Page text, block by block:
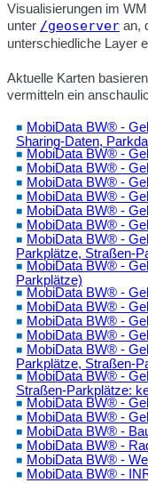
Visualisierungen im
unter /geoserver an,
unterschiedliche Layer
Aktuelle Karten
vermitteln ein
MobiData BW® -
Sharing-Daten,
MobiData BW® -
MobiData BW® -
MobiData BW® -
MobiData BW® -
MobiData BW® -
MobiData BW® -
MobiData BW® -
Parkplätze, Straßen-
MobiData BW® -
Parkplätze)
MobiData BW® -
MobiData BW® -
MobiData BW® -
MobiData BW® -
MobiData BW® -
Parkplätze, Straßen-
MobiData BW® -
Straßen-Parkplätze:
MobiData BW® -
MobiData BW® -
MobiData BW® -
MobiData BW® -
MobiData BW® -
MobiData BW® -